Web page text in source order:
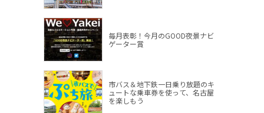
毎月表彰！今月のGOOD夜景ナビ
ゲーター賞
市バス＆地下鉄一日乗り放題のキ
ュートな乗車券を使って、名古屋
を楽しもう